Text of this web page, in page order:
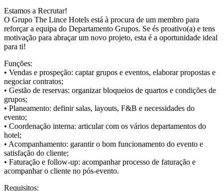
Estamos a Recrutar!
O Grupo The Lince Hotels está à procura de um membro para
reforçar a equipa do Departamento Grupos. Se és proativo(a) e tens
motivação para abraçar um novo projeto, esta é a oportunidade ideal
para ti!
Funções:
• Vendas e prospeção: captar grupos e eventos, elaborar propostas e
negociar contratos;
• Gestão de reservas: organizar bloqueios de quartos e condições de
grupos;
• Planeamento: definir salas, layouts, F&B e necessidades do
evento;
• Coordenação interna: articular com os vários departamentos do
hotel;
• Acompanhamento: garantir o bom funcionamento do evento e
satisfação do cliente;
• Faturação e follow-up: acompanhar processo de faturação e
acompanhar o cliente no pós-evento.
Requisitos: